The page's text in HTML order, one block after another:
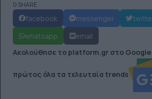
0 SHARE
facebook messenger
whatsapp
email
Ακολούθησε το platform.gr στο Google
πρώτος όλα τα τελευταία trends